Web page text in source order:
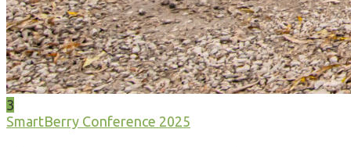
3
SmartBerry Conference 2025